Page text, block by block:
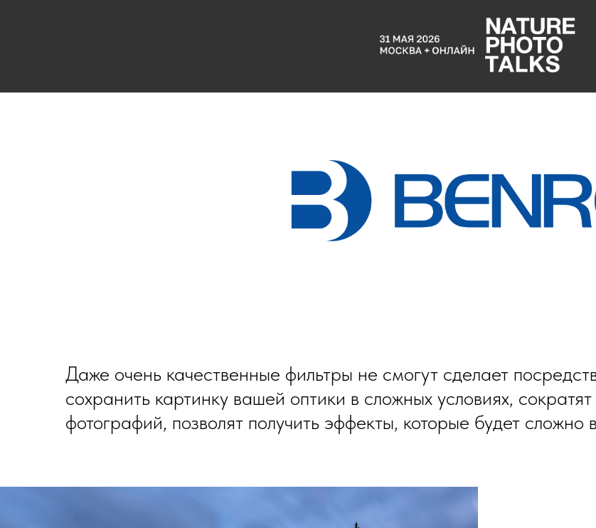
Даже очень качественные фильтры не смогут сделает
сохранить картинку вашей оптики в сложных условиях,
фотографий, позволят получить эффекты, которые будет